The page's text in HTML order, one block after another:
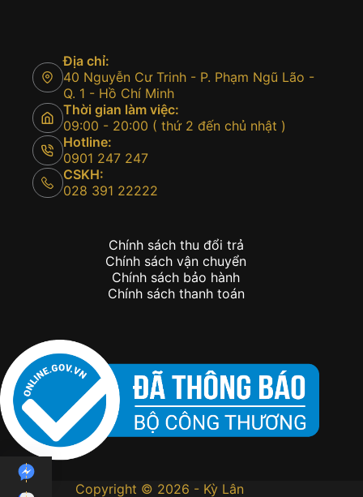
Địa chỉ:
40 Nguyễn Cư Trinh - P. Phạm Ngũ Lão -
Q. 1 - Hồ Chí Minh
Thời gian làm việc:
09:00 - 20:00 ( thứ 2 đến chủ nhật )
Hotline:
0901 247 247
CSKH:
028 391 22222
Chính sách thu đổi trả
Chính sách vận chuyển
Chính sách bảo hành
Chính sách thanh toán
Copyright © 2026 - Kỳ Lân